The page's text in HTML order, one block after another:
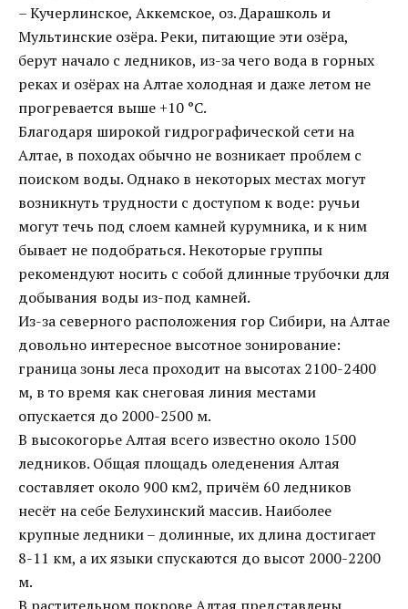
– Кучерлинское, Аккемское, оз. Дарашколь и
Мультинские озёра. Реки, питающие эти озёра,
берут начало с ледников, из-за чего вода в горных
реках и озёрах на Алтае холодная и даже летом не
прогревается выше +10 °С.
Благодаря широкой гидрографической сети на
Алтае, в походах обычно не возникает проблем с
поиском воды. Однако в некоторых местах могут
возникнуть трудности с доступом к воде: ручьи
могут течь под слоем камней курумника, и к ним
бывает не подобраться. Некоторые группы
рекомендуют носить с собой длинные трубочки для
добывания воды из-под камней.
Из-за северного расположения гор Сибири, на Алтае
довольно интересное высотное зонирование:
граница зоны леса проходит на высотах 2100-2400
м, в то время как снеговая линия местами
опускается до 2000-2500 м.
В высокогорье Алтая всего известно около 1500
ледников. Общая площадь оледенения Алтая
составляет около 900 км2, причём 60 ледников
несёт на себе Белухинский массив. Наиболее
крупные ледники – долинные, их длина достигает
8-11 км, а их языки спускаются до высот 2000-2200
м.